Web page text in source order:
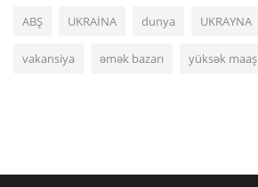
ABŞ UKRAİNA dunya UKRAYNA
vakansiya əmək bazarı yüksək maaş